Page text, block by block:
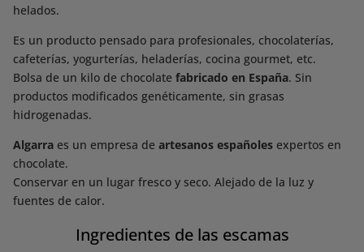
helados.
Es un producto pensado para profesionales, chocolaterías,
cafeterías, yogurterías, heladerías, cocina gourmet, etc.
Bolsa de un kilo de chocolatefabricado en España. Sin
productos modificados genéticamente, sin grasas
hidrogenadas.
Algarra es un empresa deartesanos españoles expertos en
chocolate.
Conservar en un lugar fresco y seco. Alejado de la luz y
fuentes de calor.
Ingredientes de las escamas